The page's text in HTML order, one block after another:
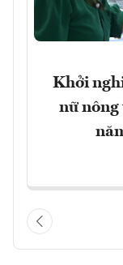
Khởi
nữ